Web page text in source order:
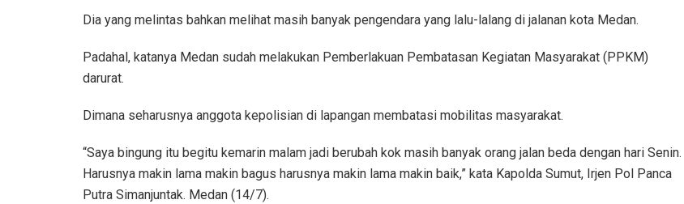
Dia yang melintas bahkan melihat masih banyak pengendara yang lalu-lalang di jalanan kota Medan.
Padahal, katanya Medan sudah melakukan Pemberlakuan Pembatasan Kegiatan Masyarakat (PPKM)
darurat.
Dimana seharusnya anggota kepolisian di lapangan membatasi mobilitas masyarakat.
“Saya bingung itu begitu kemarin malam jadi berubah kok masih banyak orang jalan beda dengan hari Senin.
Harusnya makin lama makin bagus harusnya makin lama makin baik,” kata Kapolda Sumut, Irjen Pol Panca
Putra Simanjuntak. Medan (14/7).